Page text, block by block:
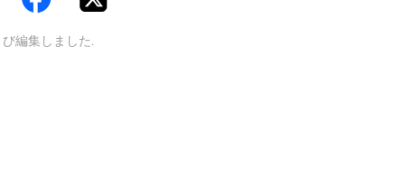
編集しました.